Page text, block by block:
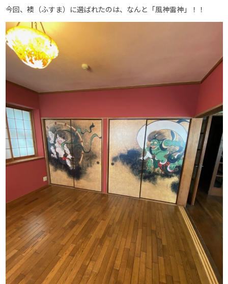
今回、襖（ふすま）に選ばれたのは、なんと「風神雷神」！！